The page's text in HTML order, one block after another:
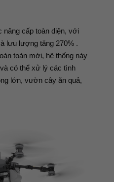
nâng cấp toàn diện, với
lưu lượng tăng 270% .
toàn mới, hệ thống này
có thể xử lý các tình
lớn, vườn cây ăn quả,